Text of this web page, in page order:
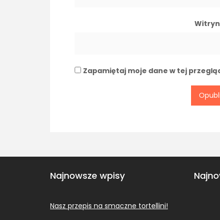
Zapamiętaj moje dane w tej
Najnowsze wpisy
Nasz przepis na smaczne tortellini!